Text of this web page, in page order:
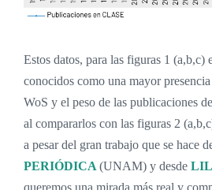
Estos datos, para las figuras 1 (a,b,c)
conocidos como una mayor
WoS y el peso de las publicaciones
al compararlos con las figuras 2
a pesar del gran trabajo que se hace
PERIÓDICA (UNAM) y desde
queremos una mirada más real y